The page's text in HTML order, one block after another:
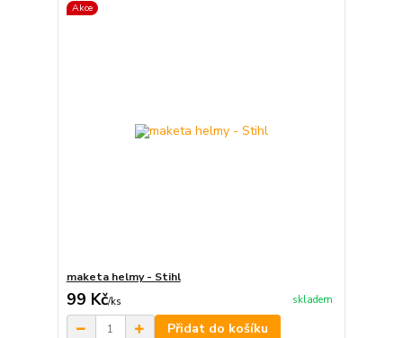
Akce
maketa helmy - Stihl
99 Kč/ks skladem
Přidat do košíku